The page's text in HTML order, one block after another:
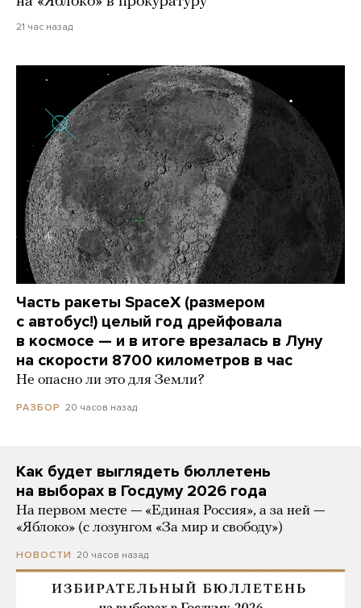
21 час назад
Часть ракеты SpaceX (размером
с автобус!) целый год дрейфовала
в космосе — и в итоге врезалась в Луну
на скорости 8700 километров в час
Не опасно ли это для Земли?
РАЗБОР 20 часов назад
Как будет выглядеть бюллетень
на выборах в Госдуму 2026 года
На первом месте — «Единая Россия», а за ней —
«Яблоко» (с лозунгом «За мир и свободу»)
НОВОСТИ 20 часов назад